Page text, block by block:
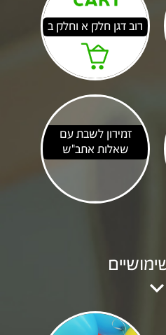
רוב דגן חלק א וחלק ב
זמירון לשבת עם
שאלות אתב"ש
